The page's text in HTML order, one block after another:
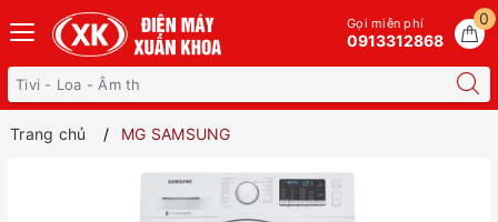
0
Gọi miễn phí
0913312868
Trang chủ MG SAMSUNG